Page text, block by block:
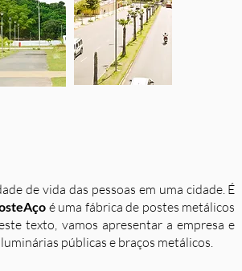
de vida das pessoas em uma cidade. É
é uma fábrica de postes metálicos
texto, vamos apresentar a empresa e
públicas e braços metálicos.